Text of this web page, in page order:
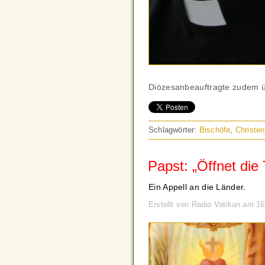
Diözesanbeauftragte zudem
Schlagwörter: Bischöfe, Christen
Papst: „Öffnet die
Ein Appell an die Länder.
Erstellt von Radio Vatikan am